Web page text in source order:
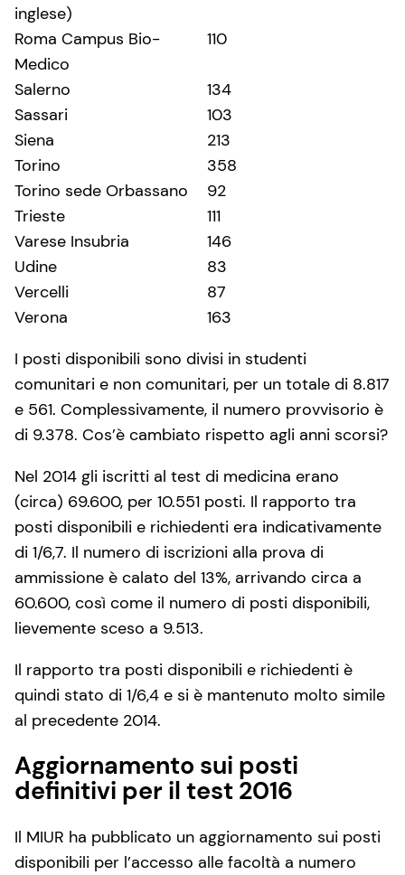
inglese)
Roma Campus Bio-
Medico
110
Salerno
134
Sassari
103
Siena
213
Torino
358
Torino sede Orbassano
92
Trieste
111
Varese Insubria
146
Udine
83
Vercelli
87
Verona
163
I posti disponibili sono divisi in studenti
comunitari e non comunitari, per un totale di 8.817
e 561. Complessivamente, il numero provvisorio è
di 9.378. Cos’è cambiato rispetto agli anni scorsi?
Nel 2014 gli iscritti al test di medicina erano
(circa) 69.600, per 10.551 posti. Il rapporto tra
posti disponibili e richiedenti era indicativamente
di 1/6,7. Il numero di iscrizioni alla prova di
ammissione è calato del 13%, arrivando circa a
60.600, così come il numero di posti disponibili,
lievemente sceso a 9.513.
Il rapporto tra posti disponibili e richiedenti è
quindi stato di 1/6,4 e si è mantenuto molto simile
al precedente 2014.
Aggiornamento sui posti
definitivi per il test 2016
Il MIUR ha pubblicato un aggiornamento sui posti
disponibili per l’accesso alle facoltà a numero